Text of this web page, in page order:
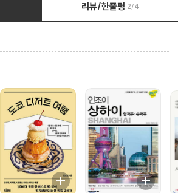
리뷰/한줄평 2/4